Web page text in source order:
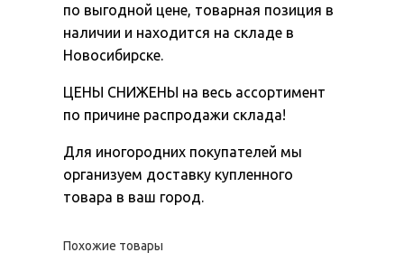
по выгодной цене, товарная позиция в
наличии и находится на складе в
Новосибирске.
ЦЕНЫ СНИЖЕНЫ на весь ассортимент
по причине распродажи склада!
Для иногородних покупателей мы
организуем доставку купленного
товара в ваш город.
Похожие товары